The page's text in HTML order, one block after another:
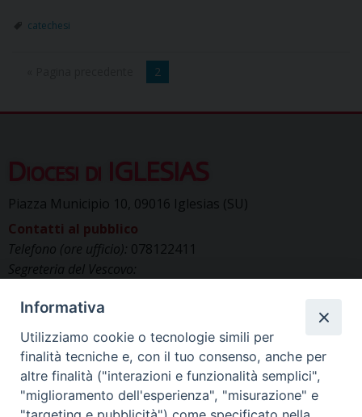
catechesi
2
Diocesi di IGLESIAS
Piazza Municipio 10, 09016 Iglesias (SU)
Contatti al pubblico
Telefono (ore ufficio): 078122411
Segreteria del Vescovo:
Uffici di Curia:curia_iglesias@libero.it
Cancelleria (richiesta documenti):
canc.curia.iglesias@tiscali.it
Comunicazione & media (ufficio stampa):
ucs.iglesias@gmail.com
Informativa
Utilizziamo cookie o tecnologie simili per
finalità tecniche e, con il tuo consenso, anche per
altre finalità ("interazioni e funzionalità semplici",
"miglioramento dell'esperienza", "misurazione" e